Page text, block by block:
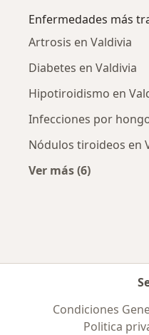
Enfermedades más
Artrosis en Valdivia
Diabetes en Valdivia
Hipotiroidismo en
Infecciones por
Nódulos tiroideos en
Ver más (6)
Condiciones
Politica